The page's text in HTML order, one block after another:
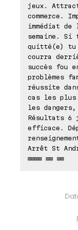
jeux.
commerce.
immédiat de
semaine. Si
quitté(e)
courra
succès fou
problèmes
réussite
cas les plus
les
Résultats 6
efficace.
Arrêt St
⊠⊠⊠⊠ ⊠⊠ ⊠⊠